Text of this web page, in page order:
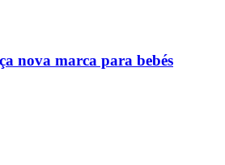
nova marca para bebés